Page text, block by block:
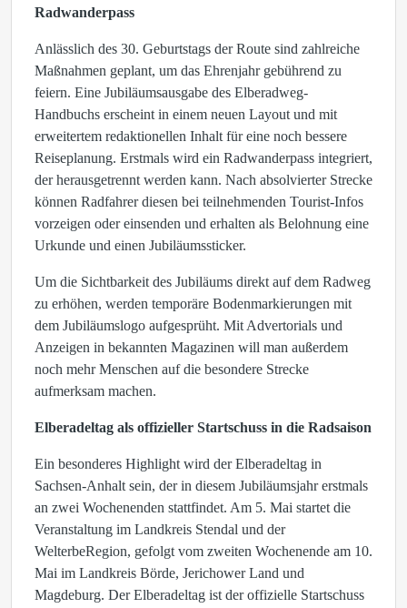
Radwanderpass
Anlässlich des 30. Geburtstags der Route sind zahlreiche
Maßnahmen geplant, um das Ehrenjahr gebührend zu
feiern. Eine Jubiläumsausgabe des Elberadweg-
Handbuchs erscheint in einem neuen Layout und mit
erweitertem redaktionellen Inhalt für eine noch bessere
Reiseplanung. Erstmals wird ein Radwanderpass integriert,
der herausgetrennt werden kann. Nach absolvierter Strecke
können Radfahrer diesen bei teilnehmenden Tourist-Infos
vorzeigen oder einsenden und erhalten als Belohnung eine
Urkunde und einen Jubiläumssticker.
Um die Sichtbarkeit des Jubiläums direkt auf dem Radweg
zu erhöhen, werden temporäre Bodenmarkierungen mit
dem Jubiläumslogo aufgesprüht. Mit Advertorials und
Anzeigen in bekannten Magazinen will man außerdem
noch mehr Menschen auf die besondere Strecke
aufmerksam machen.
Elberadeltag als offizieller Startschuss in die Radsaison
Ein besonderes Highlight wird der Elberadeltag in
Sachsen-Anhalt sein, der in diesem Jubiläumsjahr erstmals
an zwei Wochenenden stattfindet. Am 5. Mai startet die
Veranstaltung im Landkreis Stendal und der
WelterbeRegion, gefolgt vom zweiten Wochenende am 10.
Mai im Landkreis Börde, Jerichower Land und
Magdeburg. Der Elberadeltag ist der offizielle Startschuss